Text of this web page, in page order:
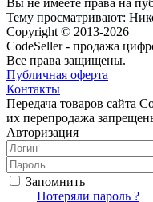
Тему просматривают:
Copyright © 2013-2026
CodeSeller - продажа
Все права защищены.
Публичная оферта
Контакты
Передача товаров сайта
их перепродажа
Авторизация
Запомнить
Потеряли пароль ?